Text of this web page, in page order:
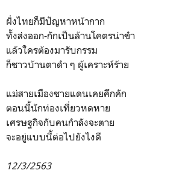
ฝั่งไทยก็มีปัญหาหน้ากาก
ทั้งส่งออก-กักเป็นล้านโคตรน่าขำ
แล้วใครต้องมารับกรรม
ก็ชาวบ้านตาดำ ๆ ผู้เคราะห์ร้าย
แม่สายเมืองชายแดนเคยคึกคัก
ตอนนี้นักท่องเที่ยวหดหาย
เศรษฐกิจกับคนกำลังจะตาย
จะอยู่แบบนี้ต่อไปยังไงดี
12/3/2563